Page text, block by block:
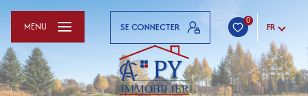
SE CONNECTER
0
FR
MENU